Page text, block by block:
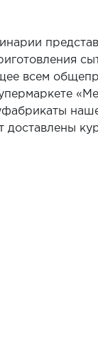
всем
доставлены